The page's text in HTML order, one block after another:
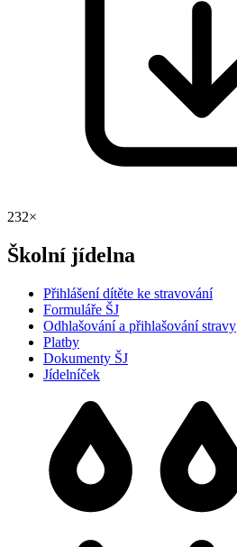
232×
Školní jídelna
Přihlášení dítěte ke stravování
Formuláře ŠJ
Odhlašování a přihlašování stravy
Platby
Dokumenty ŠJ
Jídelníček